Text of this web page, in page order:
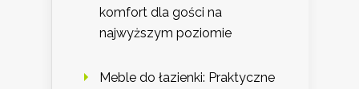
komfort dla gości na
najwyższym poziomie
Meble do łazienki: Praktyczne